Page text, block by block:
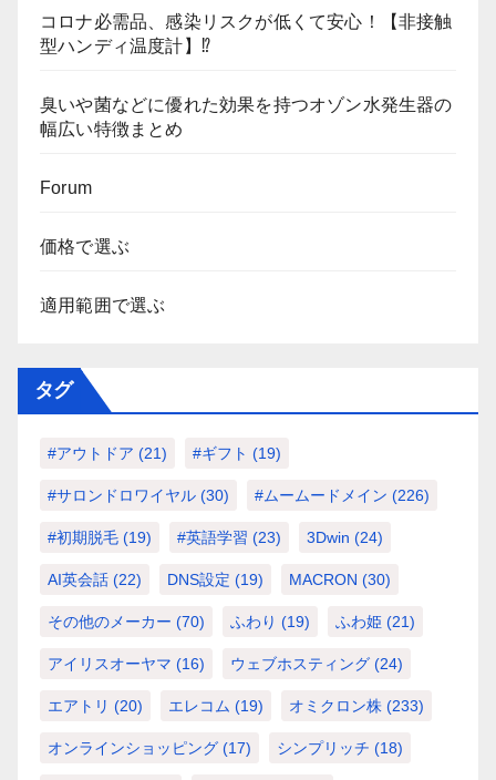
コロナ必需品、感染リスクが低くて安心！【非接触
型ハンディ温度計】⁉
臭いや菌などに優れた効果を持つオゾン水発生器の
幅広い特徴まとめ
Forum
価格で選ぶ
適用範囲で選ぶ
タグ
#アウトドア (21) #ギフト (19)
#サロンドロワイヤル (30) #ムームードメイン (226)
#初期脱毛 (19) #英語学習 (23) 3Dwin (24)
AI英会話 (22) DNS設定 (19) MACRON (30)
その他のメーカー (70) ふわり (19) ふわ姫 (21)
アイリスオーヤマ (16) ウェブホスティング (24)
エアトリ (20) エレコム (19) オミクロン株 (233)
オンラインショッピング (17) シンプリッチ (18)